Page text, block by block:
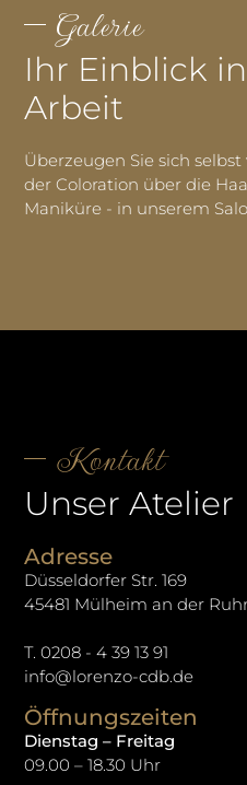
Galerie
Ihr Einblick
Arbeit
Überzeugen Sie sich
der Coloration über die
Maniküre - in unserem
Kontakt
Unser Atelier
Adresse
Düsseldorfer Str. 169
45481 Mülheim an der
T. 0208 - 4 39 13 91
info@lorenzo-cdb.de
Öffnungszeiten
Dienstag – Freitag
09.00 – 18.30 Uhr